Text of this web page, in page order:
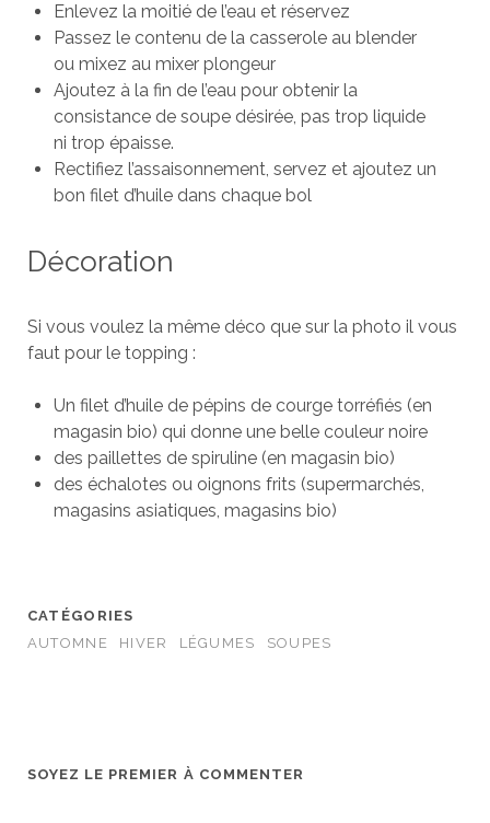
Enlevez la moitié de l’eau et réservez
Passez le contenu de la casserole au blender
ou mixez au mixer plongeur
Ajoutez à la fin de l’eau pour obtenir la
consistance de soupe désirée, pas trop liquide
ni trop épaisse.
Rectifiez l’assaisonnement, servez et ajoutez un
bon filet d’huile dans chaque bol
Décoration
Si vous voulez la même déco que sur la photo il vous
faut pour le topping :
Un filet d’huile de pépins de courge torréfiés (en
magasin bio) qui donne une belle couleur noire
des paillettes de spiruline (en magasin bio)
des échalotes ou oignons frits (supermarchés,
magasins asiatiques, magasins bio)
CATÉGORIES
AUTOMNE
HIVER LÉGUMES SOUPES
SOYEZ LE PREMIER À COMMENTER